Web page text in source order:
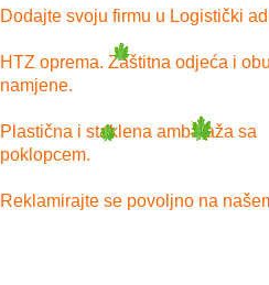
Dodajte svoju firmu u Logistički
HTZ oprema. Zaštitna odjeća i
namjene.
Plastična i staklena ambalaža sa
poklopcem.
Reklamirajte se povoljno na